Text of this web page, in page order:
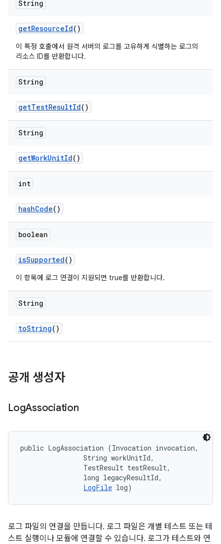
String
getResourceId()
이 특정 호출에서 원격 서버의 로그를 고유하게 식별하는 로그의
리소스 ID를 반환합니다.
String
getTestResultId()
String
getWorkUnitId()
int
hashCode()
boolean
isSupported()
이 항목에 로그 연결이 지원되면 true를 반환합니다.
String
toString()
공개 생성자
LogAssociation
public LogAssociation (Invocation invocation,
                String workUnitId,
                TestResult testResult,
                long legacyResultId,
LogFile log)
로그 파일의 연결을 만듭니다. 로그 파일은 개별 테스트 또는 테
스트 실행이나 모듈에 연결할 수 있습니다. 로그가 테스트와 연